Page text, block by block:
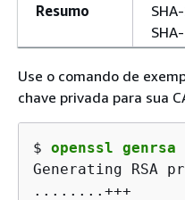
Resumo
Use o comando de
chave privada para sua
$ openssl genrsa
Generating RSA
........+++